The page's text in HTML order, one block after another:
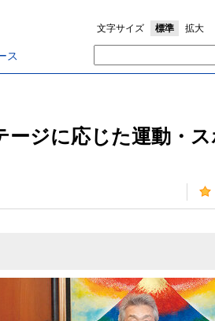
ス
文字サイズ 標準 拡大
ージに応じた運動・